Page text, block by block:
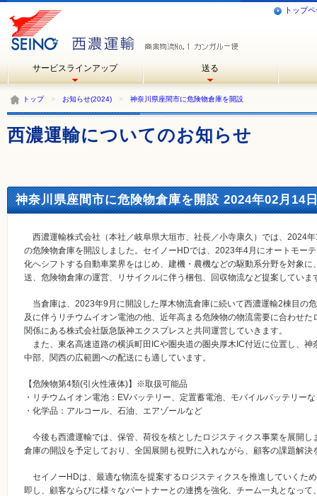
トップ
サービスラインアップ 送る
トップ> お知らせ(2024) > 神奈川県座間市に危険物倉庫を開設
西濃運輸についてのお知らせ
神奈川県座間市に危険物倉庫を開設 2024年02月14
西濃運輸株式会社（本社／岐阜県大垣市、社長／小寺康久）では、2024
の危険物倉庫を開設しました。セイノーHDでは、2023年4月にオートモー
化へシフトする自動車業界をはじめ、建機・農機などの駆動系分野を対象
送、危険物倉庫の運営、リサイクルに伴う梱包、回収物流など提案していま
当倉庫は、2023年9月に開設した厚木物流倉庫に続いて西濃運輸2棟目の
及に伴うリチウムイオン電池の他、近年高まる危険物の物流需要に合わせ
関係にある株式会社阪急阪神エクスプレスと共同運営していきます。
また、東名高速道路の横浜町田ICや圏央道の圏央厚木IC付近に位置し、神
中部、関西の広範囲への配送にも適しています。
【危険物第4類(引火性液体)】※取扱可能品
・リチウムイオン電池：EVバッテリー、定置蓄電池、モバイルバッテリー
・化学品：アルコール、石油、エアゾールなど
今後も西濃運輸では、保管、荷役を核としたロジスティクス事業を展開
倉庫の開設を予定しており、全国展開も視野に入れながら、顧客の課題解
セイノーHDは、最適な物流を提案するロジスティクスを推進していくた
即し、顧客ならびに様々なパートナーとの連携を強化、チーム一丸となっ